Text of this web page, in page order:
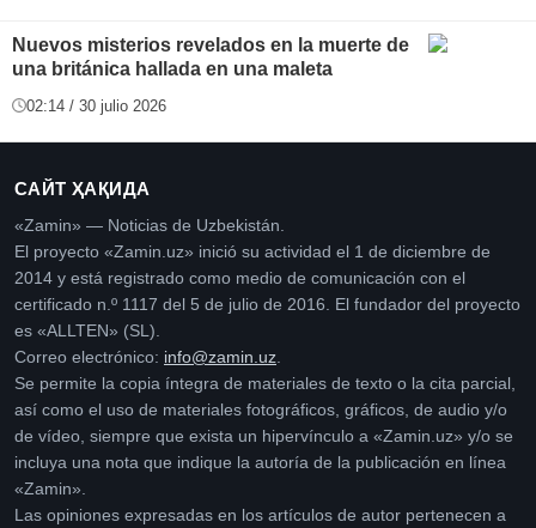
Nuevos misterios revelados en la muerte de
una británica hallada en una maleta
02:14 / 30 julio 2026
САЙТ ҲАҚИДА
«Zamin» — Noticias de Uzbekistán.
El proyecto «Zamin.uz» inició su actividad el 1 de diciembre de
2014 y está registrado como medio de comunicación con el
certificado n.º 1117 del 5 de julio de 2016. El fundador del proyecto
es «ALLTEN» (SL).
Correo electrónico: info@zamin.uz
Se permite la copia íntegra de materiales de texto o la cita parcial,
así como el uso de materiales fotográficos, gráficos, de audio y/o
de vídeo, siempre que exista un hipervínculo a «Zamin.uz» y/o se
incluya una nota que indique la autoría de la publicación en línea
«Zamin».
Las opiniones expresadas en los artículos de autor pertenecen a